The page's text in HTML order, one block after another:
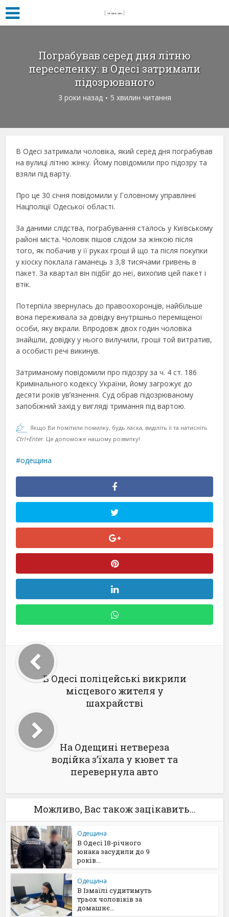
Пограбував серед дня літню
переселенку: в Одесі затримали
підозрюваного
3 роки назад 5 хвилин читання
В Одесі затримали чоловіка, який серед дня пограбував
на вулиці літню жінку. Йому повідомили про підозру та
взяли під варту.
Про це 30 січня повідомили у Головному управлінні
Нацполіції Одеської області.
За даними слідства, пограбування сталось у Київському
районі міста. Чоловік пішов слідом за жінкою після
того, як побачив у її руках гроші й що та після покупки
у кіоску поклала гаманець з 3,8 тисячами гривень в
пакет. За квартал він підбіг до неї, вихопив цей пакет і
втік.
Потерпіла звернулась до правоохоронців, найбільше
вона переживала за довідку внутрішньо переміщеної
особи, яку вкрали. Впродовж двох годин чоловіка
знайшли, довідку у нього вилучили, гроші той витратив,
а особисті речі викинув.
Затриманому повідомили про підозру зач. 4 ст. 186
Кримінального кодексу України, йому загрожує до
десяти років увʼязнення. Суд обрав підозрюваному
запобіжний захід у вигляді тримання під вартою.
Якщо Ви помітили помилку, будь ласка, виділіть її та натисніть
Ctrl+Enter. Це допоможе нашому розвитку!
одещина
В Одесі поліцейські викрили
місцевого жителя у
шахрайстві
На Одещині нетвереза
водійка з’їхала у кювет та
перевернула авто
Можливо, Вас також зацікавить...
Одещина
В Одесі 18-річного
юнака засудили до 9
років...
Одещина
В Ізмаїлі судитимуть
трьох чоловіків за
домашнє...